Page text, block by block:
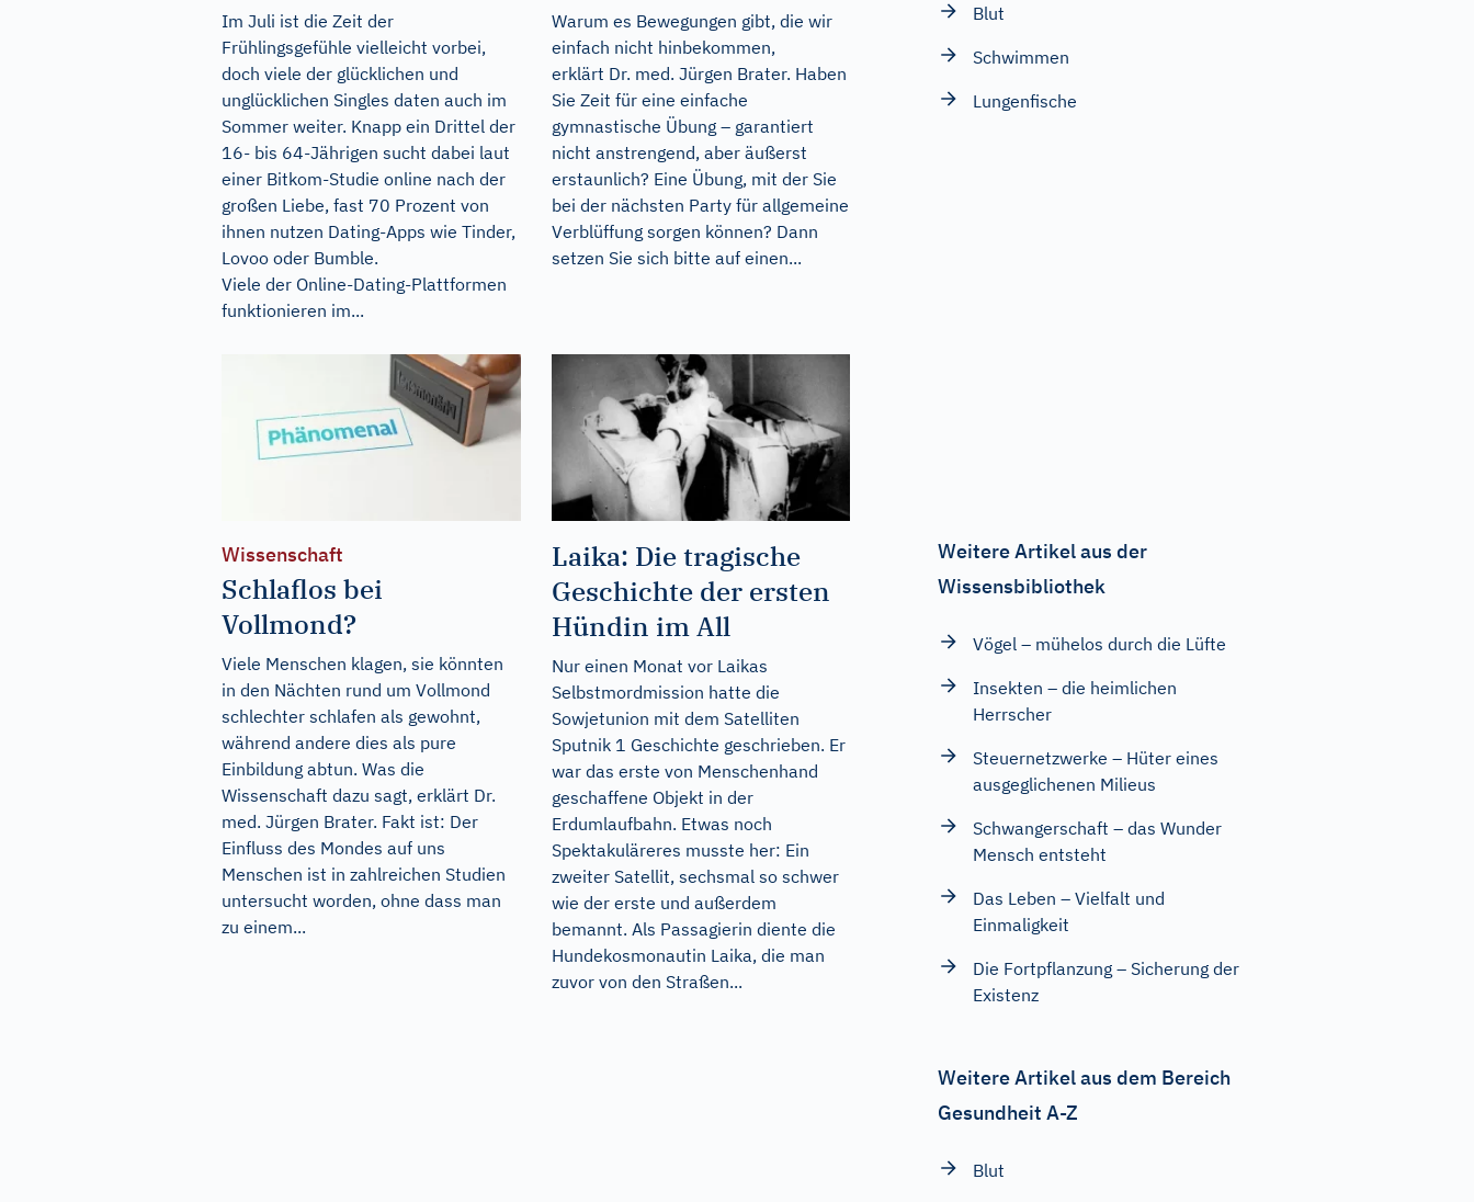
Im Juli ist die Zeit der
Frühlingsgefühle vielleicht vorbei,
doch viele der glücklichen und
unglücklichen Singles daten auch im
Sommer weiter. Knapp ein Drittel der
16- bis 64-Jährigen sucht dabei laut
einer Bitkom-Studie online nach der
großen Liebe, fast 70 Prozent von
ihnen nutzen Dating-Apps wie Tinder,
Lovoo oder Bumble.
Viele der Online-Dating-Plattformen
funktionieren im...
Warum es Bewegungen gibt, die wir
einfach nicht hinbekommen,
erklärt Dr. med. Jürgen Brater. Haben
Sie Zeit für eine einfache
gymnastische Übung – garantiert
nicht anstrengend, aber äußerst
erstaunlich? Eine Übung, mit der Sie
bei der nächsten Party für allgemeine
Verblüffung sorgen können? Dann
setzen Sie sich bitte auf einen...
Wissenschaft
Schlaflos bei
Vollmond?
Viele Menschen klagen, sie könnten
in den Nächten rund um Vollmond
schlechter schlafen als gewohnt,
während andere dies als pure
Einbildung abtun. Was die
Wissenschaft dazu sagt, erklärt Dr.
med. Jürgen Brater. Fakt ist: Der
Einfluss des Mondes auf uns
Menschen ist in zahlreichen Studien
untersucht worden, ohne dass man
zu einem...
Laika: Die tragische
Geschichte der ersten
Hündin im All
Nur einen Monat vor Laikas
Selbstmordmission hatte die
Sowjetunion mit dem Satelliten
Sputnik 1 Geschichte geschrieben. Er
war das erste von Menschenhand
geschaffene Objekt in der
Erdumlaufbahn. Etwas noch
Spektakuläreres musste her: Ein
zweiter Satellit, sechsmal so schwer
wie der erste und außerdem
bemannt. Als Passagierin diente die
Hundekosmonautin Laika, die man
zuvor von den Straßen...
Blut
Schwimmen
Lungenfische
Weitere Artikel aus der
Wissensbibliothek
Vögel – mühelos durch die Lüfte
Insekten – die heimlichen
Herrscher
Steuernetzwerke – Hüter eines
ausgeglichenen Milieus
Schwangerschaft – das Wunder
Mensch entsteht
Das Leben – Vielfalt und
Einmaligkeit
Die Fortpflanzung – Sicherung der
Existenz
Weitere Artikel aus dem Bereich
Gesundheit A-Z
Blut